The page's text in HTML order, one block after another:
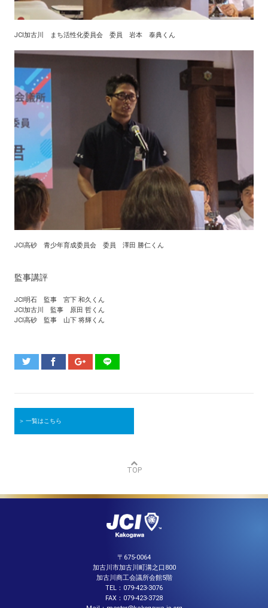
JCI加古川 まち活性化委員会 委員 岩本 泰典くん
JCI高砂 青少年育成委員会 委員 澤田 勝仁くん
監事講評
JCI明石 監事 宮下 和久くん
JCI加古川 監事 原田 哲くん
JCI高砂 監事 山下 将輝くん
＞ 一覧はこちら
TOP
〒675-0064
加古川市加古川町溝之口800
加古川商工会議所会館5階
TEL：079-423-3076
FAX：079-423-3728